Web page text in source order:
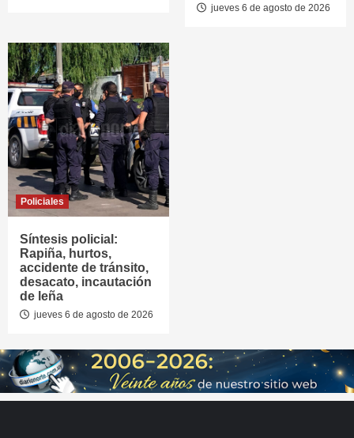
jueves 6 de agosto de 2026
Policiales
Síntesis policial:
Rapiña, hurtos,
accidente de tránsito,
desacato, incautación
de leña
jueves 6 de agosto de 2026